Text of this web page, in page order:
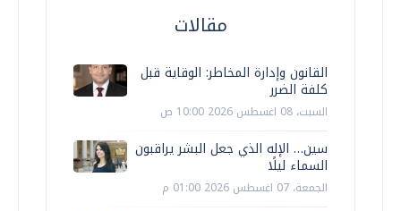
مقالات
القانون وإدارة المخاطر: الوقاية قبل
كلفة الضرر
السبت، 08 اغسطس 2026 10:00 ص
سين… الإله الذي جعل البشر يراقبون
السماء ليلًا
الجمعة، 07 اغسطس 2026 01:00 م